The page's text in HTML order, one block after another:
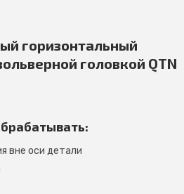
горизонтальный
головкой QTN
вне оси детали